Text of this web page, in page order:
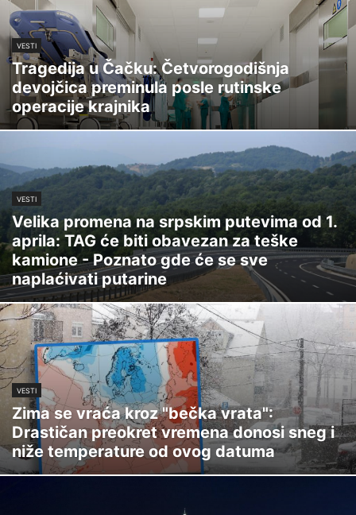
VESTI
Tragedija u Čačku: Četvorogodišnja
devojčica preminula posle rutinske
operacije krajnika
VESTI
Velika promena na srpskim putevima od 1.
aprila: TAG će biti obavezan za teške
kamione - Poznato gde će se sve
naplaćivati putarine
VESTI
Zima se vraća kroz "bečka vrata":
Drastičan preokret vremena donosi sneg i
niže temperature od ovog datuma